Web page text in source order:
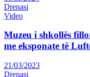
Drenasi
Video
Muzeu i shkollës
me eksponate të
21/03/2023
Drenasi